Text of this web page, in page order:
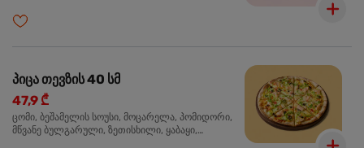
პიცა თევზის 40 სმ
47,9 ₾
ცომი, ბეშამელის სოუსი, მოცარელა, პომიდორი,
მწვანე ბულგარული, ზეთისხილი, ყაბაყი,